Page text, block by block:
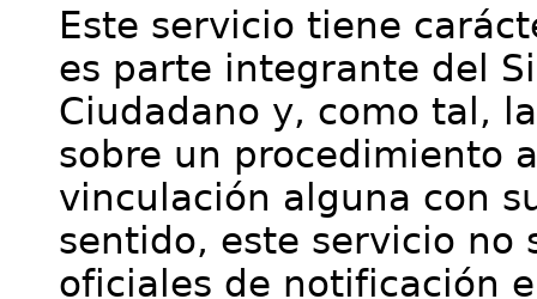
Este servicio tiene
es parte integrante del
Ciudadano y, como tal,
sobre un procedimiento
vinculación alguna con
sentido, este servicio no
oficiales de notificación